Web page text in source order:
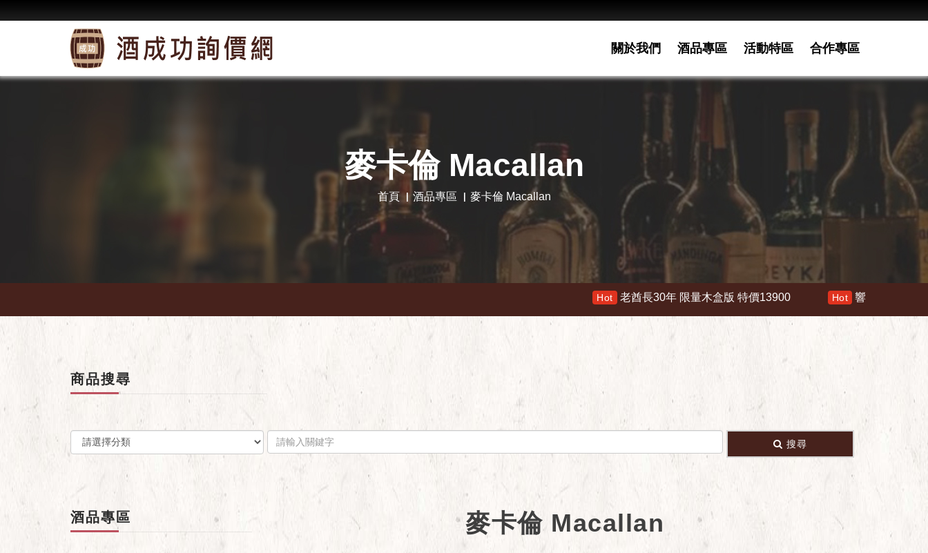
關於我們 酒品專區 活動特區 合作專區
麥卡倫 Macallan
首頁 酒品專區 麥卡倫 Macallan
老酋長30年 限量木盒版 特價13900 Hot 響 30年 特價 178000
商品搜尋
搜尋
酒品專區 麥卡倫 Macallan